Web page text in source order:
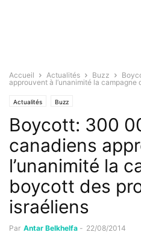
Accueil Actualités Buzz
approuvent à l’unanimité la campagne
Actualités Buzz
Boycott: 300
canadiens
l’unanimité la
boycott des
israéliens
Par Antar Belkhelfa - 22/08/2014